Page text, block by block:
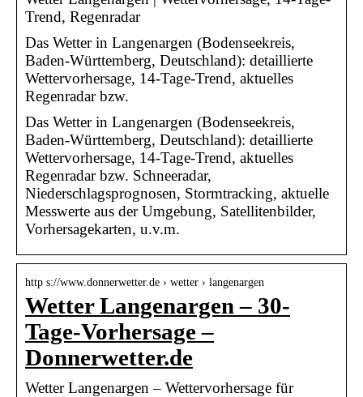
Trend, Regenradar
Das Wetter in Langenargen (Bodenseekreis,
Baden-Württemberg, Deutschland): detaillierte
Wettervorhersage, 14-Tage-Trend, aktuelles
Regenradar bzw.
Das Wetter in Langenargen (Bodenseekreis,
Baden-Württemberg, Deutschland): detaillierte
Wettervorhersage, 14-Tage-Trend, aktuelles
Regenradar bzw. Schneeradar,
Niederschlagsprognosen, Stormtracking, aktuelle
Messwerte aus der Umgebung, Satellitenbilder,
Vorhersagekarten, u.v.m.
http s://www.donnerwetter.de › wetter › langenargen
Wetter Langenargen – 30-
Tage-Vorhersage –
Donnerwetter.de
Wetter Langenargen – Wettervorhersage für